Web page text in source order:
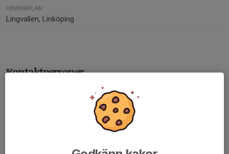
HEMMAPLAN
Lingvallen, Linköping
Kontaktpersoner
Huvudansvarig Bollek, Tränare (-22/-23)
E-post visas bara för inloggade